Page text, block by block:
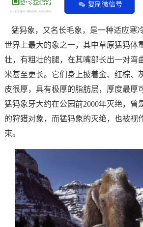
复制微信号
猛犸象，又名长毛象，是一种适应寒
世界上最大的象之一，其中草原猛犸体
壮，有粗壮的腿，在其嘴部长出一对弯
米甚至更长。 它们身上披着金、红棕、
皮很厚，具有极厚的脂肪层，厚度最厚
猛犸象牙大约在公园前2000年灭绝，曾
的狩猎对象，而猛犸象的灭绝，也被视
束。